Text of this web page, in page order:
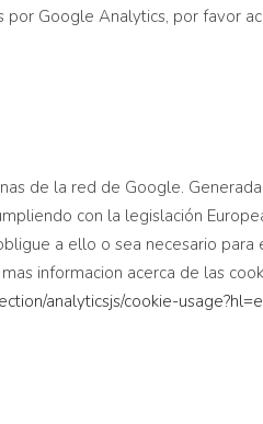
Google Analytics, por favor
de la red de Google.
con la legislación
a ello o sea necesario
informacion acerca de las
analyticsjs/cookie-